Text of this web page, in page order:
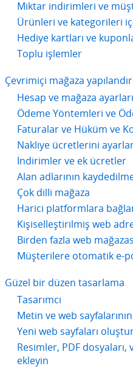
Miktar indirimleri ve
Ürünleri ve kategorileri
Hediye kartları ve
Toplu işlemler
Çevrimiçi mağaza
Hesap ve mağaza ayarları
Ödeme Yöntemleri ve
Faturalar ve Hüküm ve
Nakliye ücretlerini
İndirimler ve ek ücretler
Alan adlarının
Çok dilli mağaza
Harici platformlara
Kişiselleştirilmiş web
Birden fazla web
Müşterilere otomatik e-
Güzel bir düzen tasarlama
Tasarımcı
Metin ve web
Yeni web sayfaları
Resimler, PDF
ekleyin